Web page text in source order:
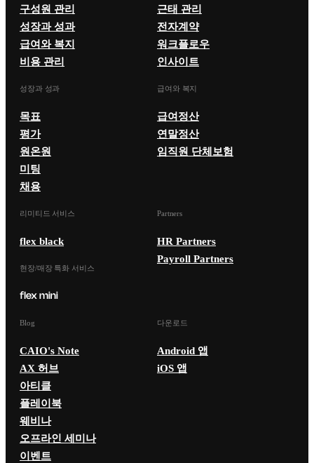
구성원 관리
성장과 성과
급여와 복지
비용 관리
근태 관리
전자계약
워크플로우
인사이트
성장과 성과
목표
평가
원온원
미팅
채용
급여와 복지
급여정산
연말정산
임직원 단체보험
리미티드 서비스
flex black
현장/매장 특화 서비스
Partners
HR Partners
Payroll Partners
Blog
CAIO's Note
AX 허브
아티클
플레이북
웨비나
오프라인 세미나
이벤트
다운로드
Android 앱
iOS 앱